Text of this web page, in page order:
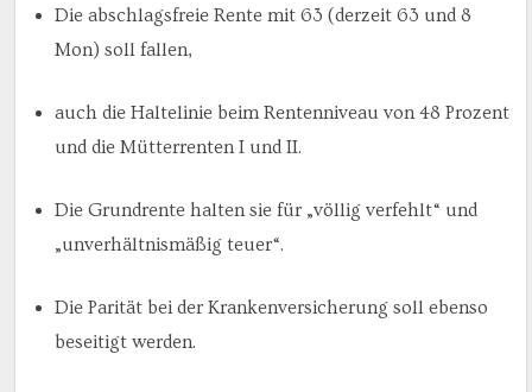
Die abschlagsfreie Rente mit 63 (derzeit 63 und 8
Mon) soll fallen,
auch die Haltelinie beim Rentenniveau von 48 Prozent
und die Mütterrenten I und II.
Die Grundrente halten sie für „völlig verfehlt“ und
„unverhältnismäßig teuer“.
Die Parität bei der Krankenversicherung soll ebenso
beseitigt werden.